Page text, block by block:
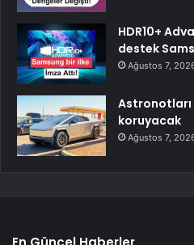
HDR10+
destek
Ağustos 7,
Astronotları
koruyacak
Ağustos 7,